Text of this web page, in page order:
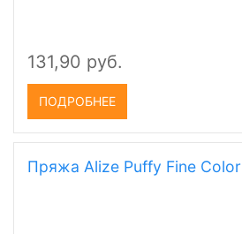
131,90 руб.
ПОДРОБНЕЕ
Пряжа Alize Puffy Fine Color